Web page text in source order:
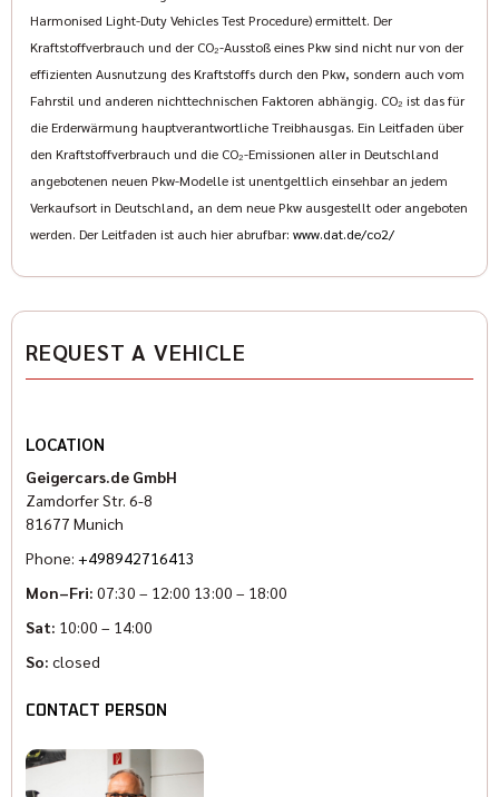
Harmonised Light-Duty Vehicles Test Procedure) ermittelt. Der
Kraftstoffverbrauch und der CO₂-Ausstoß eines Pkw sind nicht nur von der
effizienten Ausnutzung des Kraftstoffs durch den Pkw, sondern auch vom
Fahrstil und anderen nichttechnischen Faktoren abhängig. CO₂ ist das für
die Erderwärmung hauptverantwortliche Treibhausgas. Ein Leitfaden über
den Kraftstoffverbrauch und die CO₂-Emissionen aller in Deutschland
angebotenen neuen Pkw-Modelle ist unentgeltlich einsehbar an jedem
Verkaufsort in Deutschland, an dem neue Pkw ausgestellt oder angeboten
werden. Der Leitfaden ist auch hier abrufbar: www.dat.de/co2/
REQUEST A VEHICLE
LOCATION
Geigercars.de GmbH
Zamdorfer Str. 6-8
81677 Munich
Phone: +498942716413
Mon–Fri: 07:30 – 12:00 13:00 – 18:00
Sat: 10:00 – 14:00
So: closed
CONTACT PERSON